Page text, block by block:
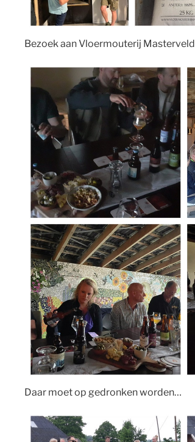
Bezoek aan Vloermouterij Masterveld
Daar moet op gedronken worden…